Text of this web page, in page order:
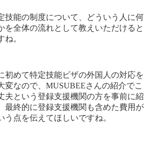
技能の制度について、どういう人に何
を全体の流れとして教えいただけると
ね。
初めて特定技能ビザの外国人の対応を
変なので、MUSUBEEさんの紹介でこ
夫という登録支援機関の方を事前に紹
最終的に登録支援機関も含めた費用が
う点を伝えてほしいですね。